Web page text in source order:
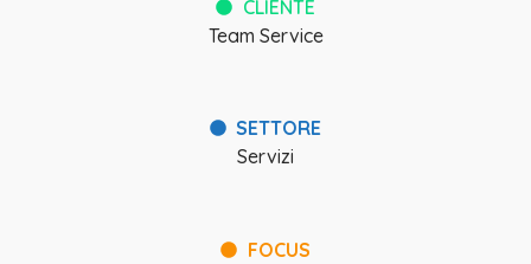
CLIENTE
Team Service
SETTORE
Servizi
FOCUS